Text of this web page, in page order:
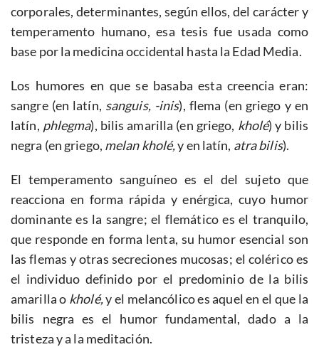
corporales, determinantes, según ellos, del carácter y
temperamento humano, esa tesis fue usada como
base por la medicina occidental hasta la Edad Media.
Los humores en que se basaba esta creencia eran:
sangre (en latín, sanguis, -inis), flema (en griego y en
latín, phlegma), bilis amarilla (en griego, kholé) y bilis
negra (en griego, melan kholé,y en latín, atra bilis).
El temperamento sanguíneo es el del sujeto que
reacciona en forma rápida y enérgica, cuyo humor
dominante es la sangre; el flemático es el tranquilo,
que responde en forma lenta, su humor esencial son
las flemas y otras secreciones mucosas; el colérico es
el individuo definido por el predominio de la bilis
amarilla o kholé,y el melancólico es aquel en el que la
bilis negra es el humor fundamental, dado a la
tristeza y a la meditación.